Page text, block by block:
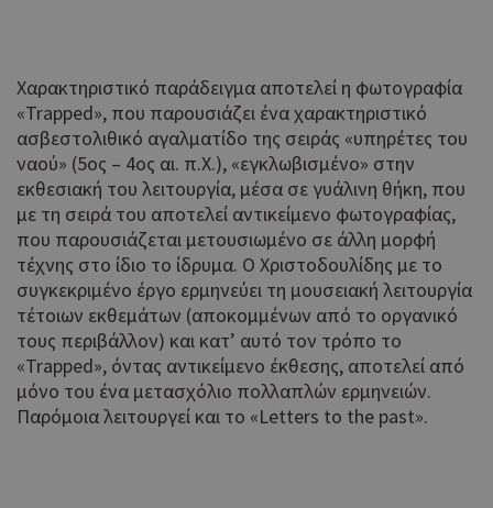
Χαρακτηριστικό παράδειγμα αποτελεί η φωτογραφία
«Trapped», που παρουσιάζει ένα χαρακτηριστικό
ασβεστολιθικό αγαλματίδο της σειράς «υπηρέτες του
ναού» (5ος – 4ος αι. π.Χ.), «εγκλωβισμένο» στην
εκθεσιακή του λειτουργία, μέσα σε γυάλινη θήκη, που
με τη σειρά του αποτελεί αντικείμενο φωτογραφίας,
που παρουσιάζεται μετουσιωμένο σε άλλη μορφή
τέχνης στο ίδιο το ίδρυμα. Ο Χριστοδουλίδης με το
συγκεκριμένο έργο ερμηνεύει τη μουσειακή λειτουργία
τέτοιων εκθεμάτων (αποκομμένων από το οργανικό
τους περιβάλλον) και κατ’ αυτό τον τρόπο το
«Trapped», όντας αντικείμενο έκθεσης, αποτελεί από
μόνο του ένα μετασχόλιο πολλαπλών ερμηνειών.
Παρόμοια λειτουργεί και το «Letters to the past».